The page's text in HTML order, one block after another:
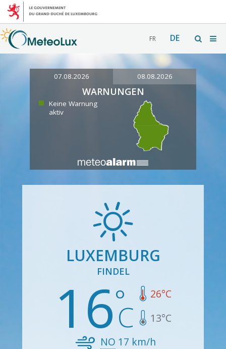
FR DE
07.08.2026 08.08.2026
WARNUNGEN
Keine Warnung
aktiv
LUXEMBURG
FINDEL
16 26°C
13°C
NO 17 km/h